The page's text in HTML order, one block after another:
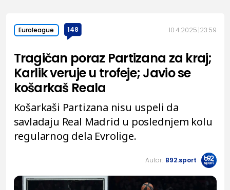
Euroleague 148 10.4.2025. 23:59
Tragičan poraz Partizana za kraj;
Karlik veruje u trofeje; Javio se
košarkaš Reala
Košarkaši Partizana nisu uspeli da
savladaju Real Madrid u poslednjem kolu
regularnog dela Evrolige.
Autor: B92.sport